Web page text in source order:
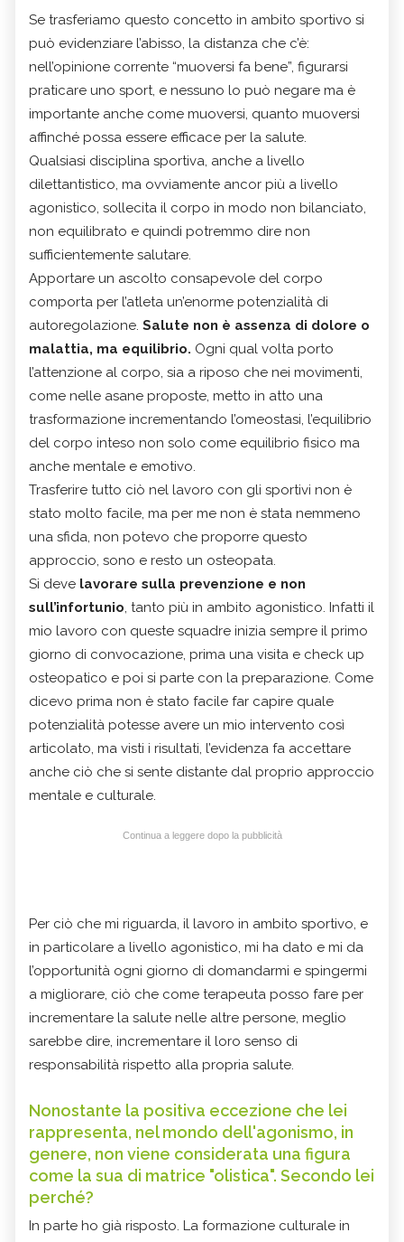
Se trasferiamo questo concetto in ambito sportivo si
può evidenziare l’abisso, la distanza che c’è:
nell’opinione corrente “muoversi fa bene”, figurarsi
praticare uno sport, e nessuno lo può negare ma è
importante anche come muoversi, quanto muoversi
affinché possa essere efficace per la salute.
Qualsiasi disciplina sportiva, anche a livello
dilettantistico, ma ovviamente ancor più a livello
agonistico, sollecita il corpo in modo non bilanciato,
non equilibrato e quindi potremmo dire non
sufficientemente salutare.
Apportare un ascolto consapevole del corpo
comporta per l’atleta un’enorme potenzialità di
autoregolazione. Salute non è assenza di dolore o
malattia, ma equilibrio. Ogni qual volta porto
l’attenzione al corpo, sia a riposo che nei movimenti,
come nelle asane proposte, metto in atto una
trasformazione incrementando l’omeostasi, l’equilibrio
del corpo inteso non solo come equilibrio fisico ma
anche mentale e emotivo.
Trasferire tutto ciò nel lavoro con gli sportivi non è
stato molto facile, ma per me non è stata nemmeno
una sfida, non potevo che proporre questo
approccio, sono e resto un osteopata.
Si deve lavorare sulla prevenzione e non
sull’infortunio, tanto più in ambito agonistico. Infatti il
mio lavoro con queste squadre inizia sempre il primo
giorno di convocazione, prima una visita e check up
osteopatico e poi si parte con la preparazione. Come
dicevo prima non è stato facile far capire quale
potenzialità potesse avere un mio intervento così
articolato, ma visti i risultati, l’evidenza fa accettare
anche ciò che si sente distante dal proprio approccio
mentale e culturale.
Continua a leggere dopo la pubblicità
Per ciò che mi riguarda, il lavoro in ambito sportivo, e
in particolare a livello agonistico, mi ha dato e mi da
l’opportunità ogni giorno di domandarmi e spingermi
a migliorare, ciò che come terapeuta posso fare per
incrementare la salute nelle altre persone, meglio
sarebbe dire, incrementare il loro senso di
responsabilità rispetto alla propria salute.
Nonostante la positiva eccezione che lei
rappresenta, nel mondo dell'agonismo, in
genere, non viene considerata una figura
come la sua di matrice "olistica". Secondo lei
perché?
In parte ho già risposto. La formazione culturale in